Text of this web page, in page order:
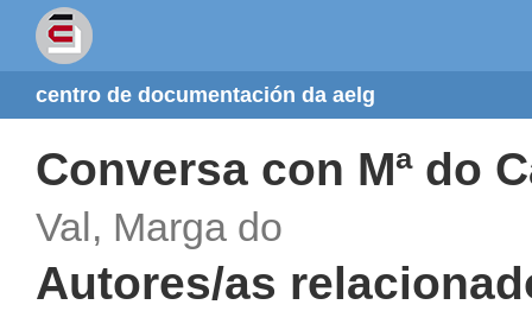
centro de documentación da aelg
Conversa con Mª do
Val, Marga do
Autores/as